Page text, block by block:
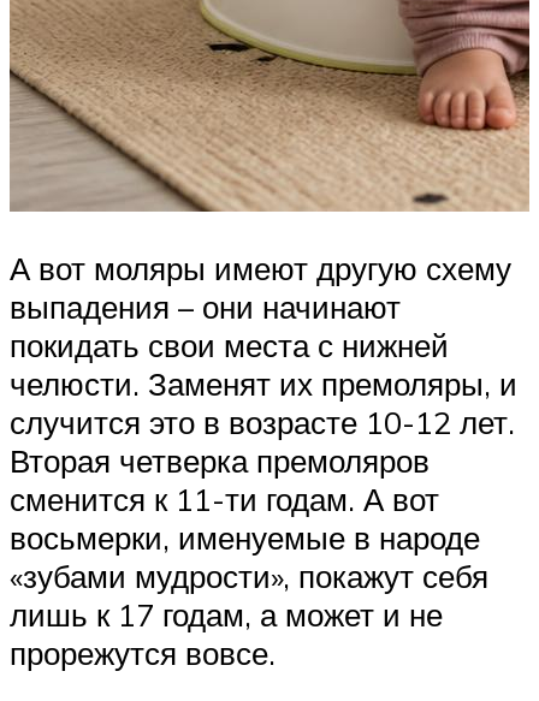
А вот моляры имеют другую схему
выпадения – они начинают
покидать свои места с нижней
челюсти. Заменят их премоляры, и
случится это в возрасте 10-12 лет.
Вторая четверка премоляров
сменится к 11-ти годам. А вот
восьмерки, именуемые в народе
«зубами мудрости», покажут себя
лишь к 17 годам, а может и не
прорежутся вовсе.